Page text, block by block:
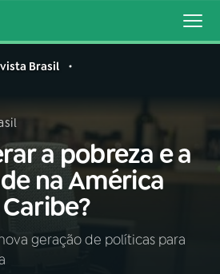
Buscar
AO VIVO
Brasil
a pobreza e a
na América
geração de políticas para